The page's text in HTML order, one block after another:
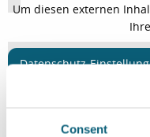
Consent
Um diesen externen
Datenschutz-